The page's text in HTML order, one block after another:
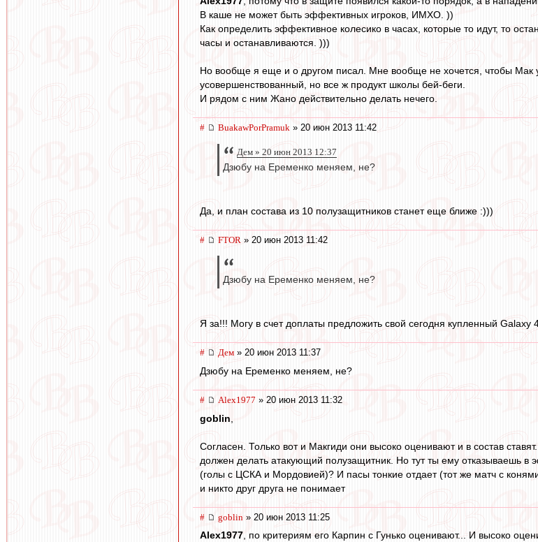
В каше не может быть эффективных игроков, ИМХО. ))
Как определить эффективное колесико в часах, которые то идут, то
часы и останавливаются. )))
Но вообще я еще и о другом писал. Мне вообще не хочется, чтобы Мак
усовершенствованный, но все ж продукт школы бей-беги.
И рядом с ним Жано действительно делать нечего.
# BuakawPorPramuk » 20 июн 2013 11:42
Дем » 20 июн 2013 12:37
Дзюбу на Еременко меняем, не?
Да, и план состава из 10 полузащитников станет еще ближе :)))
# FTOR » 20 июн 2013 11:42
Дзюбу на Еременко меняем, не?
Я за!!! Могу в счет доплаты предложить свой сегодня купленный Galaxy
# Дем » 20 июн 2013 11:37
Дзюбу на Еременко меняем, не?
# Alex1977 » 20 июн 2013 11:32
goblin
Согласен. Только вот и Макгиди они высоко оценивают и в состав
должен делать атакующий полузащитник. Но тут ты ему отказываешь в
(голы с ЦСКА и Мордовией)? И пасы тонкие отдает (тот же матч с
и никто друг друга не понимает
# goblin » 20 июн 2013 11:25
Alex1977, по критериям его Карпин с Гунько оценивают... И высоко